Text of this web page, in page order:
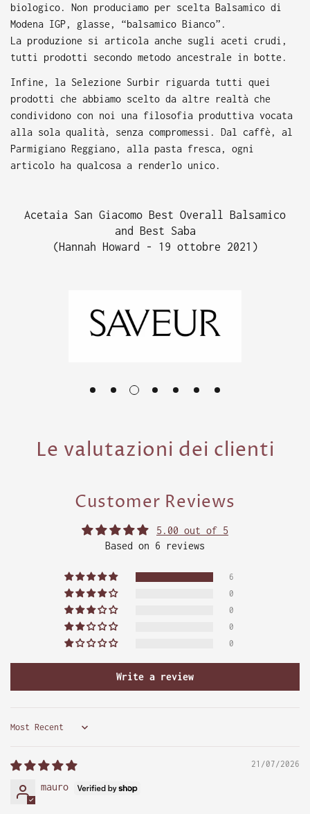
biologico. Non produciamo per scelta Balsamico di
Modena IGP, glasse, “balsamico Bianco”.
La produzione si articola anche sugli aceti crudi,
tutti prodotti secondo metodo ancestrale in botte.
Infine, la Selezione Surbir riguarda tutti quei
prodotti che abbiamo scelto da altre realtà che
condividono con noi una filosofia produttiva vocata
alla sola qualità, senza compromessi. Dal caffè, al
Parmigiano Reggiano, alla pasta fresca, ogni
articolo ha qualcosa a renderlo unico.
Acetaia San Giacomo Best Overall Balsamico
and Best Saba
(Hannah Howard - 19 ottobre 2021)
Le valutazioni dei clienti
Customer Reviews
5.00 out of 5
Based on 6 reviews
6
0
0
0
0
Write a review
Sort by
21/07/2026
mauro